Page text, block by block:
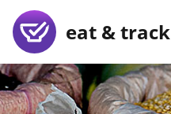
eat & track